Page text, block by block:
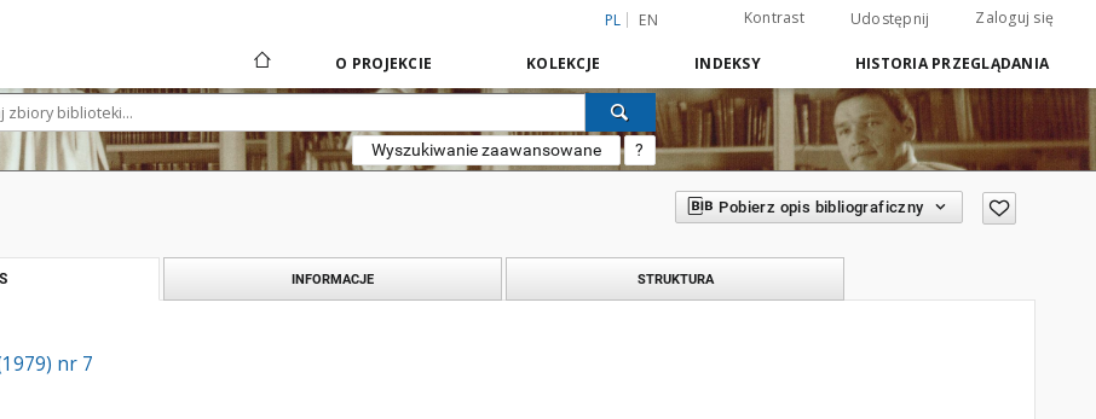
PL EN Kontrast Udostępnij Zaloguj się
O PROJEKCIE KOLEKCJE INDEKSY HISTORIA PRZEGLĄDANIA
Wyszukiwanie zaawansowane ?
Pobierz opis bibliograficzny
INFORMACJE STRUKTURA
nr 7